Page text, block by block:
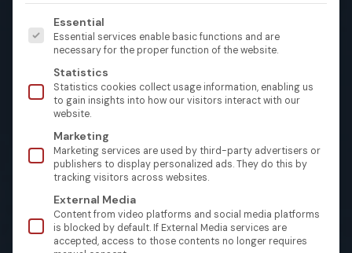
Es folgt eine Liste der Service-Gruppen, für die eine
Essential
Essential services enable basic functions and are
necessary for the proper function of the website.
Statistics
Statistics cookies collect usage information, enabling us
to gain insights into how our visitors interact with our
website.
Marketing
Marketing services are used by third-party advertisers or
publishers to display personalized ads. They do this by
tracking visitors across websites.
External Media
Content from video platforms and social media platforms
is blocked by default. If External Media services are
accepted, access to those contents no longer requires